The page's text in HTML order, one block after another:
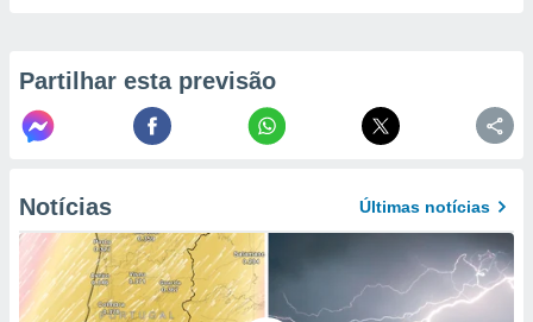
possam
seus
com
tal,
ou opor-
qualquer
em “
Partilhar esta previsão
Notícias Últimas notícias